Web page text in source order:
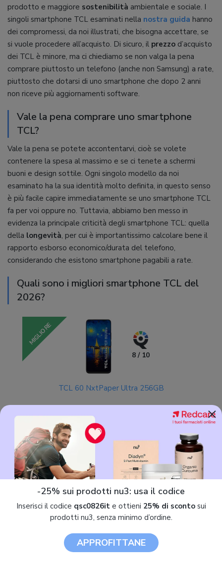
prodotto e maggiore sostenibilità ambientale e sociale. I
singoli smartphone TCL esaminati nella nostra guida hanno
dei compromessi, da noi illustrati, che bisogna accettare, se
si vuole procedere all’acquisto. Di sicuro, il prezzo d’acquisto
dei TCL è minore, ma ci chiediamo se non valga la pena
comprare piuttosto un telefono (anche non Samsung) a rate,
piuttosto che dotarsi di uno smartphone che dopo 2 anni
non riceve più aggiornamenti software.
Vale la pena comprare uno smartphone
TCL?
Vale la pena se potete accontentarvi, cioè se volete
contenere la spesa al massimo e se ci tenete a schermi
buoni e design sottile. Ogni singolo modello da noi
esaminato ha la sua identità molto definita, in questo senso
è più facile capire immediatamente se uno smartphone TCL
fa per voi oppure no. Tuttavia, abbiamo ben messo in
evidenza la principale criticità degli smartphone TCL: quella
della longevità, per cui è importantissimo calcolare bene il
rapporto esborso economico/durata del telefono,
considerando che esistono smartphone pagabili a rate.
Quali sono i migliori smartphone TCL del
2026?
MIGLIORE
8 / 10
TCL 60 NxtPaper Ultra 256GB
QUALITÀ
PREZZO
7.7 / 10
TCL 60 SE NxtPaper 256GB
118,90 €
×
-25% sui prodotti nu3: usa il codice
Inserisci il codice qsc0826ite ottieni 25% di scontosui
prodotti nu3, senza minimo d’ordine.
APPROFITTANE